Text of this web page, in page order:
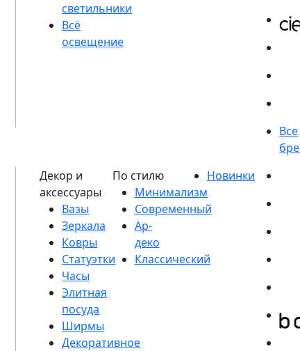
светильники
Вазы
Зеркала
Ковры
Статуэтки
Часы
Элитная
посуда
Ширмы
Декоративное